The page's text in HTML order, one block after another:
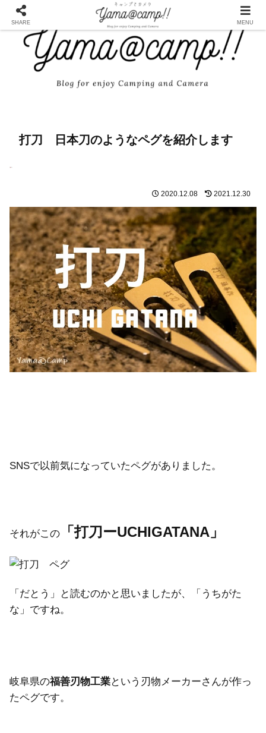
打刀 日本刀のようなペグを紹介します
2020.12.08 2021.12.30
SNSで以前気になっていたペグがありました。
それがこの 「打刀ーUCHIGATANA」
「だとう」と読むのかと思いましたが、「うちがた
な」ですね。
岐阜県の福善刃物工業という刃物メーカーさんが作っ
たペグです。
SHARE MENU